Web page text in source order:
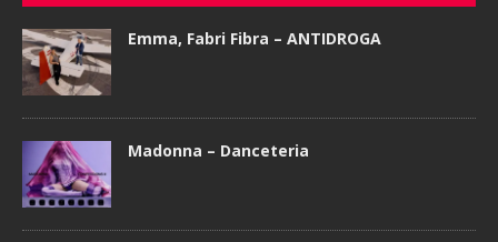
Emma, Fabri Fibra – ANTIDROGA
Madonna – Danceteria